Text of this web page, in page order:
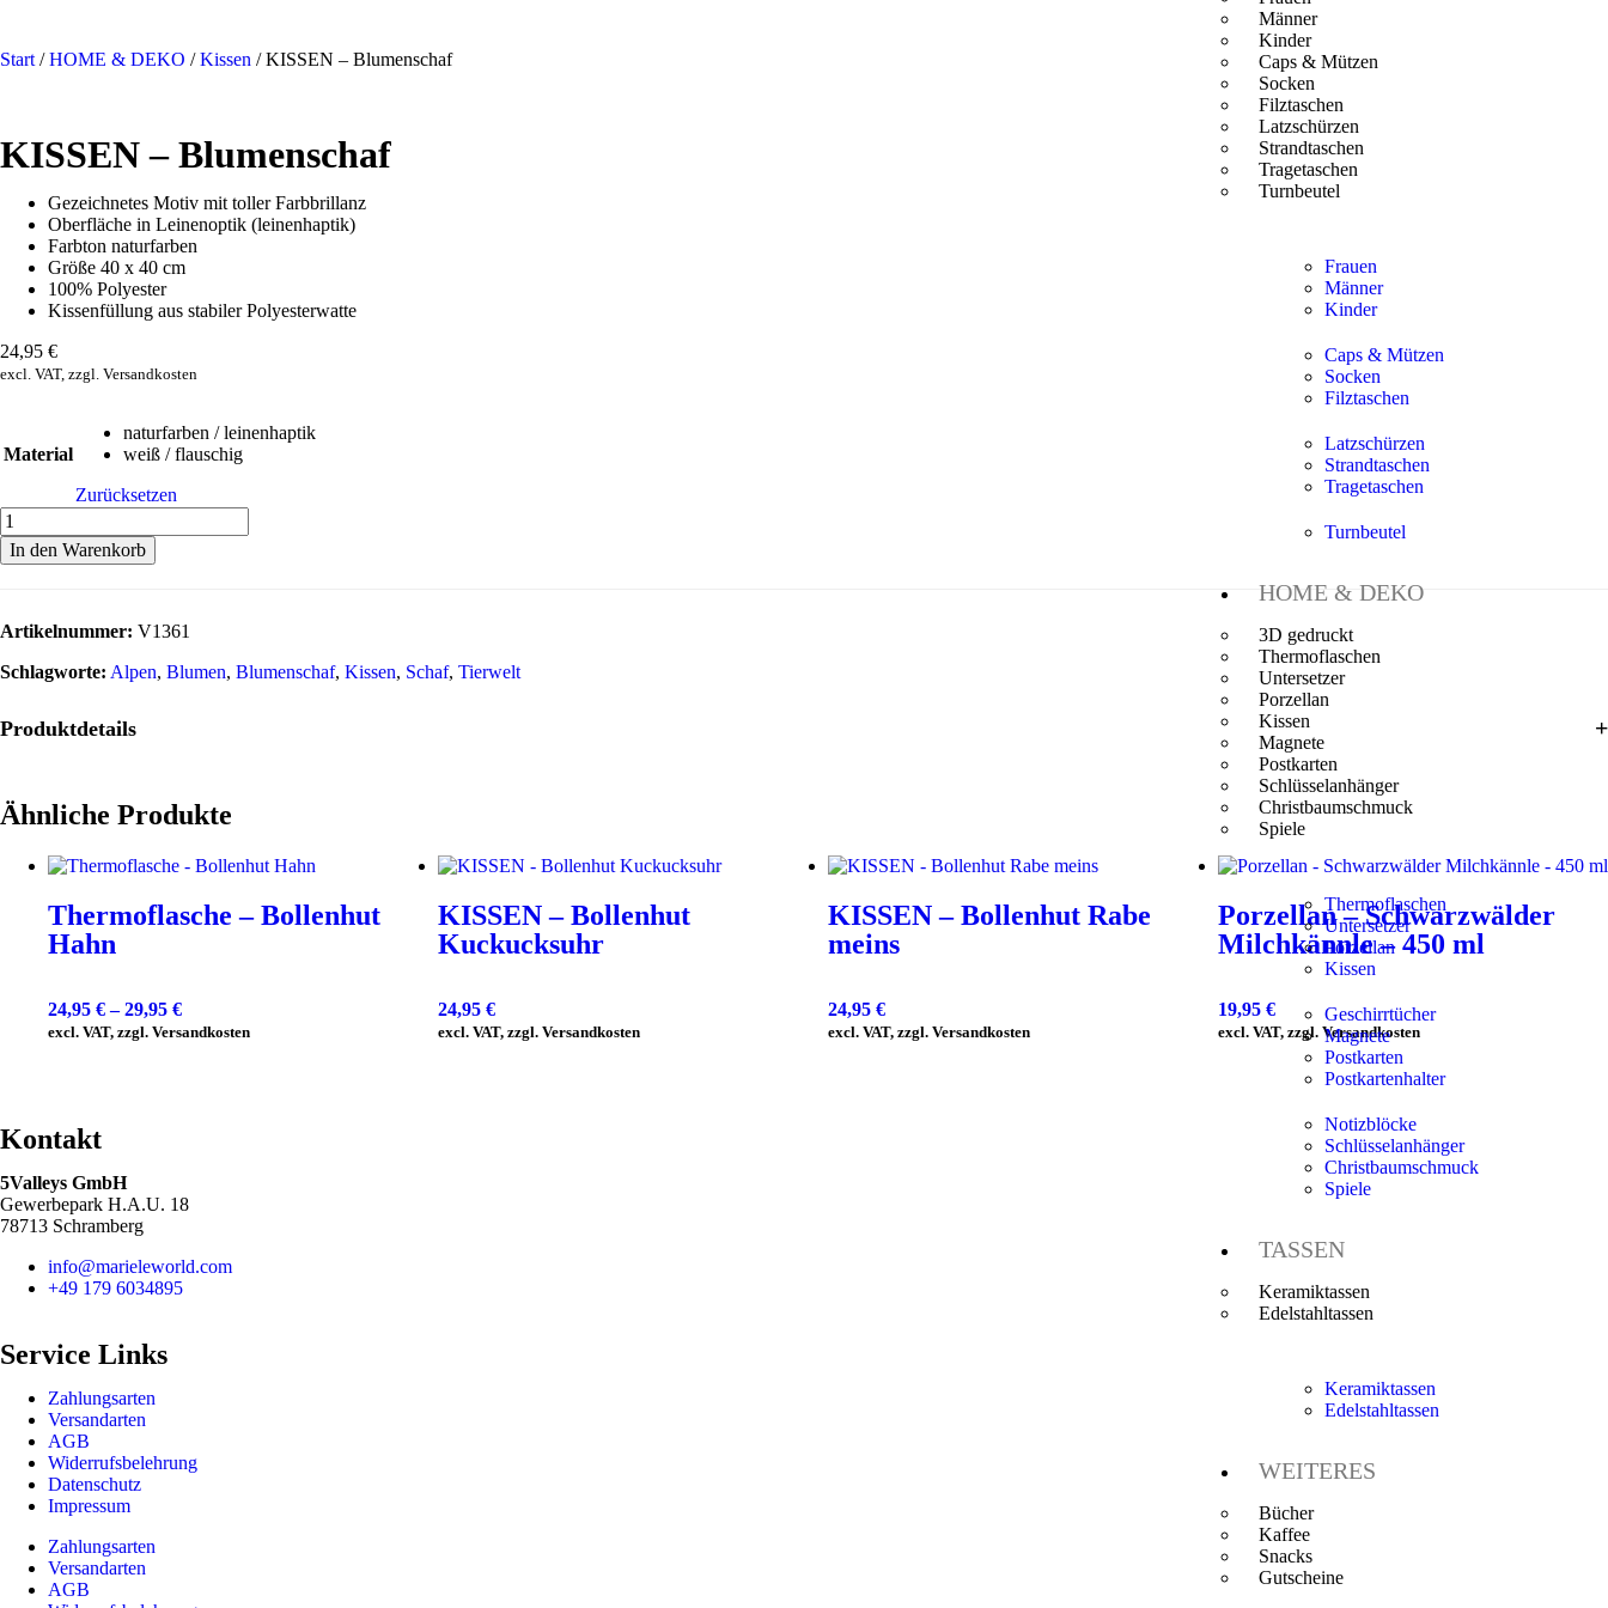
Männer
Kinder
Caps & Mützen
Socken
Filztaschen
Latzschürzen
Strandtaschen
Tragetaschen
Turnbeutel
Frauen
Männer
Kinder
Caps & Mützen
Socken
Filztaschen
Latzschürzen
Strandtaschen
Tragetaschen
Turnbeutel
HOME & DEKO
3D gedruckt
Thermoflaschen
Untersetzer
Porzellan
Kissen
Magnete
Postkarten
Schlüsselanhänger
Christbaumschmuck
Spiele
Thermoflaschen
Untersetzer
Porzellan
Kissen
Geschirrtücher
Magnete
Postkarten
Postkartenhalter
Notizblöcke
Schlüsselanhänger
Christbaumschmuck
Spiele
TASSEN
Keramiktassen
Edelstahltassen
Keramiktassen
Edelstahltassen
WEITERES
Bücher
Kaffee
Snacks
Gutscheine
Start /HOME & DEKO /Kissen / KISSEN – Blumenschaf
KISSEN – Blumenschaf
Gezeichnetes Motiv mit toller Farbbrillanz
Oberfläche in Leinenoptik (leinenhaptik)
Farbton naturfarben
Größe 40 x 40 cm
100% Polyester
Kissenfüllung aus stabiler Polyesterwatte
24,95 €
excl. VAT, zzgl. Versandkosten
Material
naturfarben / leinenhaptik
weiß / flauschig
Zurücksetzen
In den Warenkorb
Artikelnummer: V1361
Schlagworte: Alpen, Blumen, Blumenschaf, Kissen, Schaf, Tierwelt
Produktdetails
Ähnliche Produkte
Thermoflasche – Bollenhut
Hahn
24,95 €–29,95 €
excl. VAT, zzgl. Versandkosten
KISSEN – Bollenhut
Kuckucksuhr
24,95 €
excl. VAT, zzgl. Versandkosten
KISSEN – Bollenhut Rabe
meins
24,95 €
excl. VAT, zzgl. Versandkosten
Porzellan – Schwarzwälder
Milchkännle – 450 ml
19,95 €
excl. VAT, zzgl. Versandkosten
Kontakt
5Valleys GmbH
Gewerbepark H.A.U. 18
78713 Schramberg
info@marieleworld.com
+49 179 6034895
Service Links
Zahlungsarten
Versandarten
AGB
Widerrufsbelehrung
Datenschutz
Impressum
Zahlungsarten
Versandarten
AGB